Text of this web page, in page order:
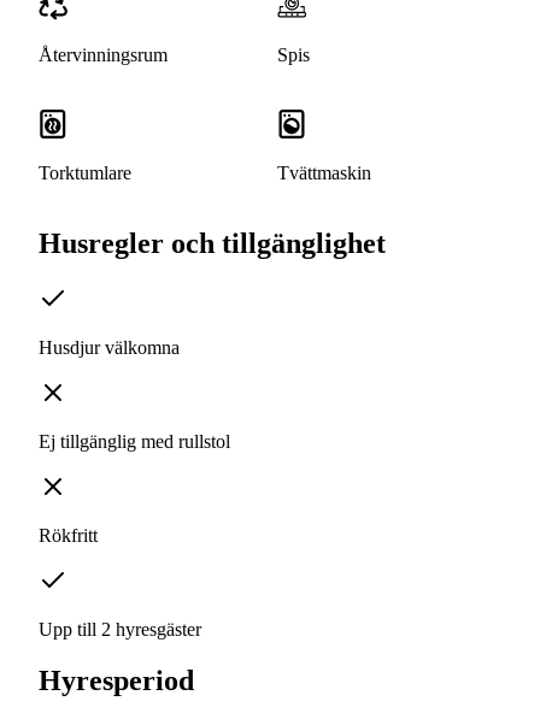
Återvinningsrum Spis
Torktumlare Tvättmaskin
Husregler och tillgänglighet
Husdjur välkomna
Ej tillgänglig med rullstol
Rökfritt
Upp till 2 hyresgäster
Hyresperiod